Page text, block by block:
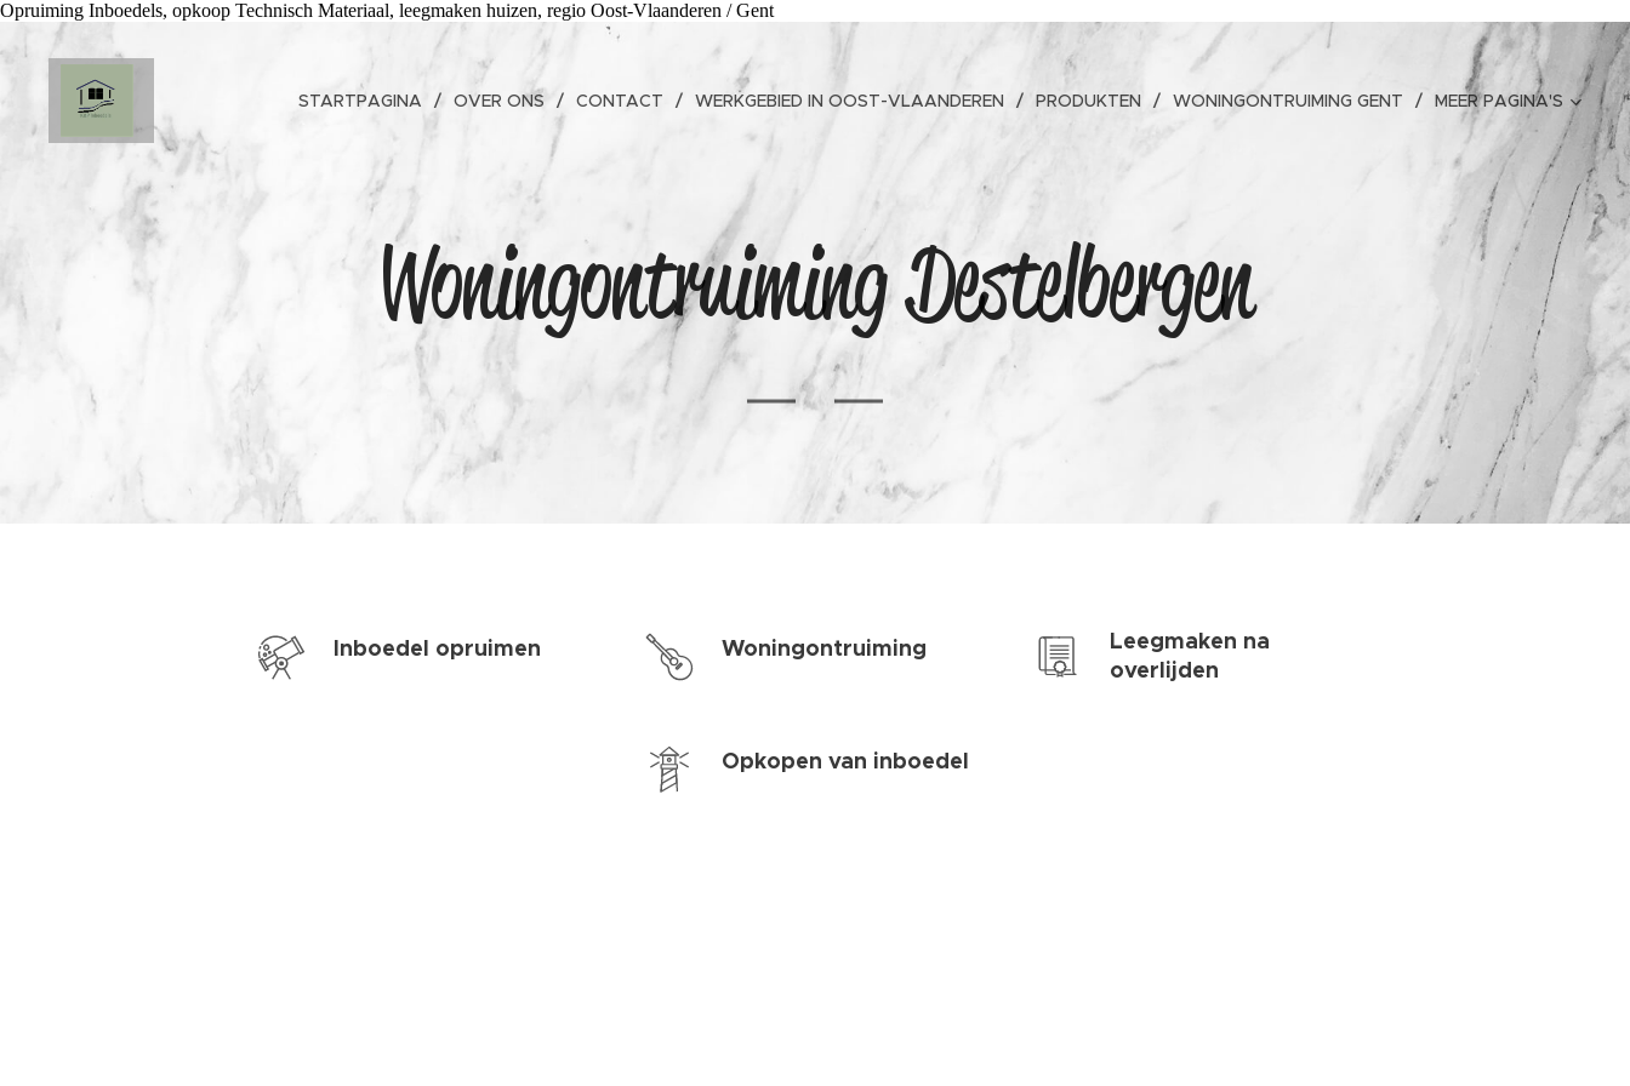
Opruiming Inboedels, opkoop Technisch Materiaal, leegmaken huizen, regio Oost-Vlaanderen / Gent
STARTPAGINA OVER ONS CONTACT WERKGEBIED IN OOST-VLAANDEREN PRODUKTEN WONINGONTRUIMING GENT MEER PAGINA'S
Woningontruiming Destelbergen
Inboedel opruimen Woningontruiming
Leegmaken na
overlijden
Opkopen van inboedel